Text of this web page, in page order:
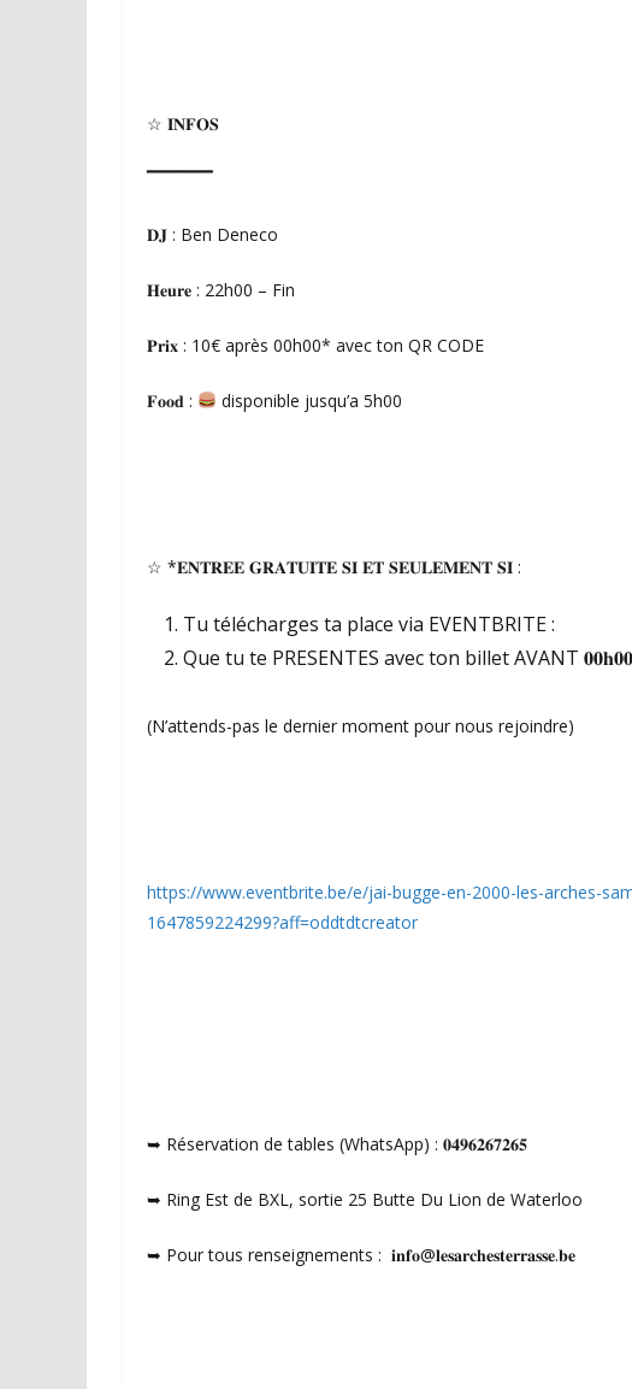
☆ 𝐈𝐍𝐅𝐎𝐒
▔▔▔▔▔
𝐃𝐉 : Ben Deneco
𝐇𝐞𝐮𝐫𝐞 : 22h00 – Fin
𝐏𝐫𝐢𝐱 : 10€ après 00h00* avec ton QR CODE
𝐅𝐨𝐨𝐝 : disponible jusqu’a 5h00
☆ *𝐄𝐍𝐓𝐑𝐄𝐄 𝐆𝐑𝐀𝐓𝐔𝐈𝐓𝐄 𝐒𝐈 𝐄𝐓 𝐒𝐄𝐔𝐋𝐄𝐌𝐄𝐍𝐓 𝐒𝐈 :
Tu télécharges ta place via EVENTBRITE :
Que tu te PRESENTES avec ton billet AVANT 𝟎𝟎𝐡𝟎𝟎
(N’attends-pas le dernier moment pour nous rejoindre)
https://www.eventbrite.be/e/jai-bugge-en-2000-les-arches-
1647859224299?aff=oddtdtcreator
➥ Réservation de tables (WhatsApp) : 𝟎𝟒𝟗𝟔𝟐𝟔𝟕𝟐𝟔𝟓
➥ Ring Est de BXL, sortie 25 Butte Du Lion de Waterloo
➥ Pour tous renseignements : 𝐢𝐧𝐟𝐨@𝐥𝐞𝐬𝐚𝐫𝐜𝐡𝐞𝐬𝐭𝐞𝐫𝐫𝐚𝐬𝐬𝐞.𝐛𝐞